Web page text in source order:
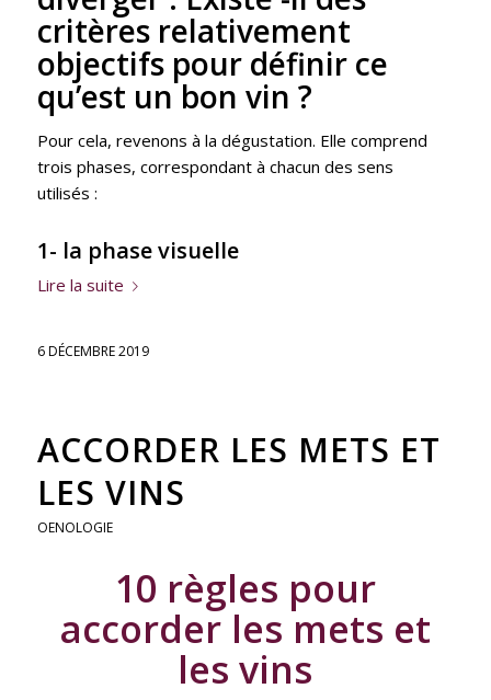
critères relativement
objectifs pour définir ce
qu’est un bon vin ?
Pour cela, revenons à la dégustation. Elle comprend
trois phases, correspondant à chacun des sens
utilisés :
1- la phase visuelle
Lire la suite
6 DÉCEMBRE 2019
ACCORDER LES METS ET
LES VINS
OENOLOGIE
10 règles pour
accorder les mets et
les vins